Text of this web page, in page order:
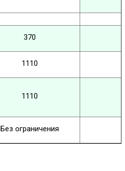
370
1110
1110
Без ограничения